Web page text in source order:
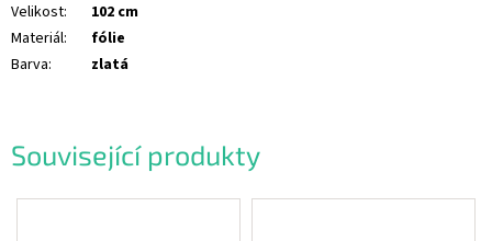
Související produkty
Velikost:
102 cm
Materiál:
fólie
Barva: zlatá